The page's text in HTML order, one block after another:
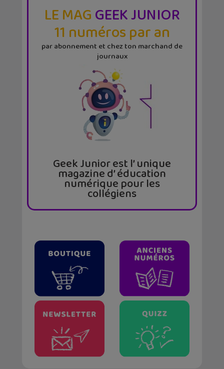
LE MAGGEEK JUNIOR
11 numéros par an
par abonnement et chez ton marchand de
journaux
Geek Junior est l’ unique
magazine d’ éducation
numérique pour les
collégiens